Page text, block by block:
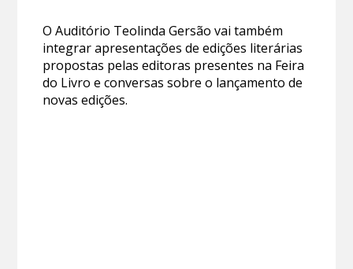
O Auditório Teolinda Gersão vai também
integrar apresentações de edições literárias
propostas pelas editoras presentes na Feira
do Livro e conversas sobre o lançamento de
novas edições.